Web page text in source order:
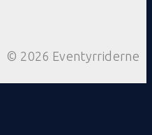
© 2026 Eventyrriderne